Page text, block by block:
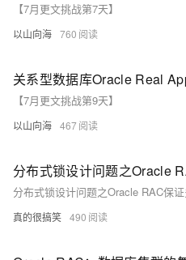
【7月更文挑战第7天】
以山向海 760
【7月更文挑战第9天】
以山向海 467
真的很搞笑 490